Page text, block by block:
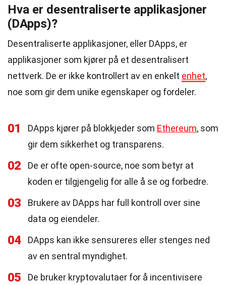
Hva er desentraliserte applikasjoner
(DApps)?
Desentraliserte applikasjoner, eller DApps, er
applikasjoner som kjører på et desentralisert
nettverk. De er ikke kontrollert av en enkelt enhet,
noe som gir dem unike egenskaper og fordeler.
01 DApps kjører på blokkjeder som Ethereum, som
gir dem sikkerhet og transparens.
02
De er ofte open-source, noe som betyr at
koden er tilgjengelig for alle å se og forbedre.
03
Brukere av DApps har full kontroll over sine
data og eiendeler.
04
DApps kan ikke sensureres eller stenges ned
av en sentral myndighet.
05
De bruker kryptovalutaer for å incentivisere